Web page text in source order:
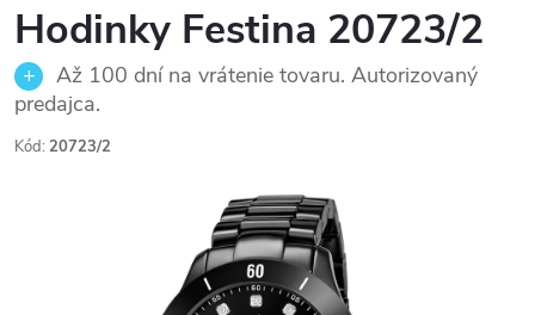
Hodinky Festina 20723/2
Až 100 dní na vrátenie tovaru. Autorizovaný
predajca.
Kód: 20723/2